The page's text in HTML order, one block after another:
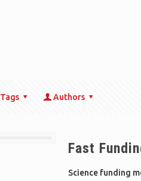
Tags Authors
Fast
Science funding